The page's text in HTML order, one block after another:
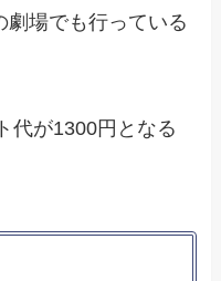
劇場でも行っている
代が1300円となる